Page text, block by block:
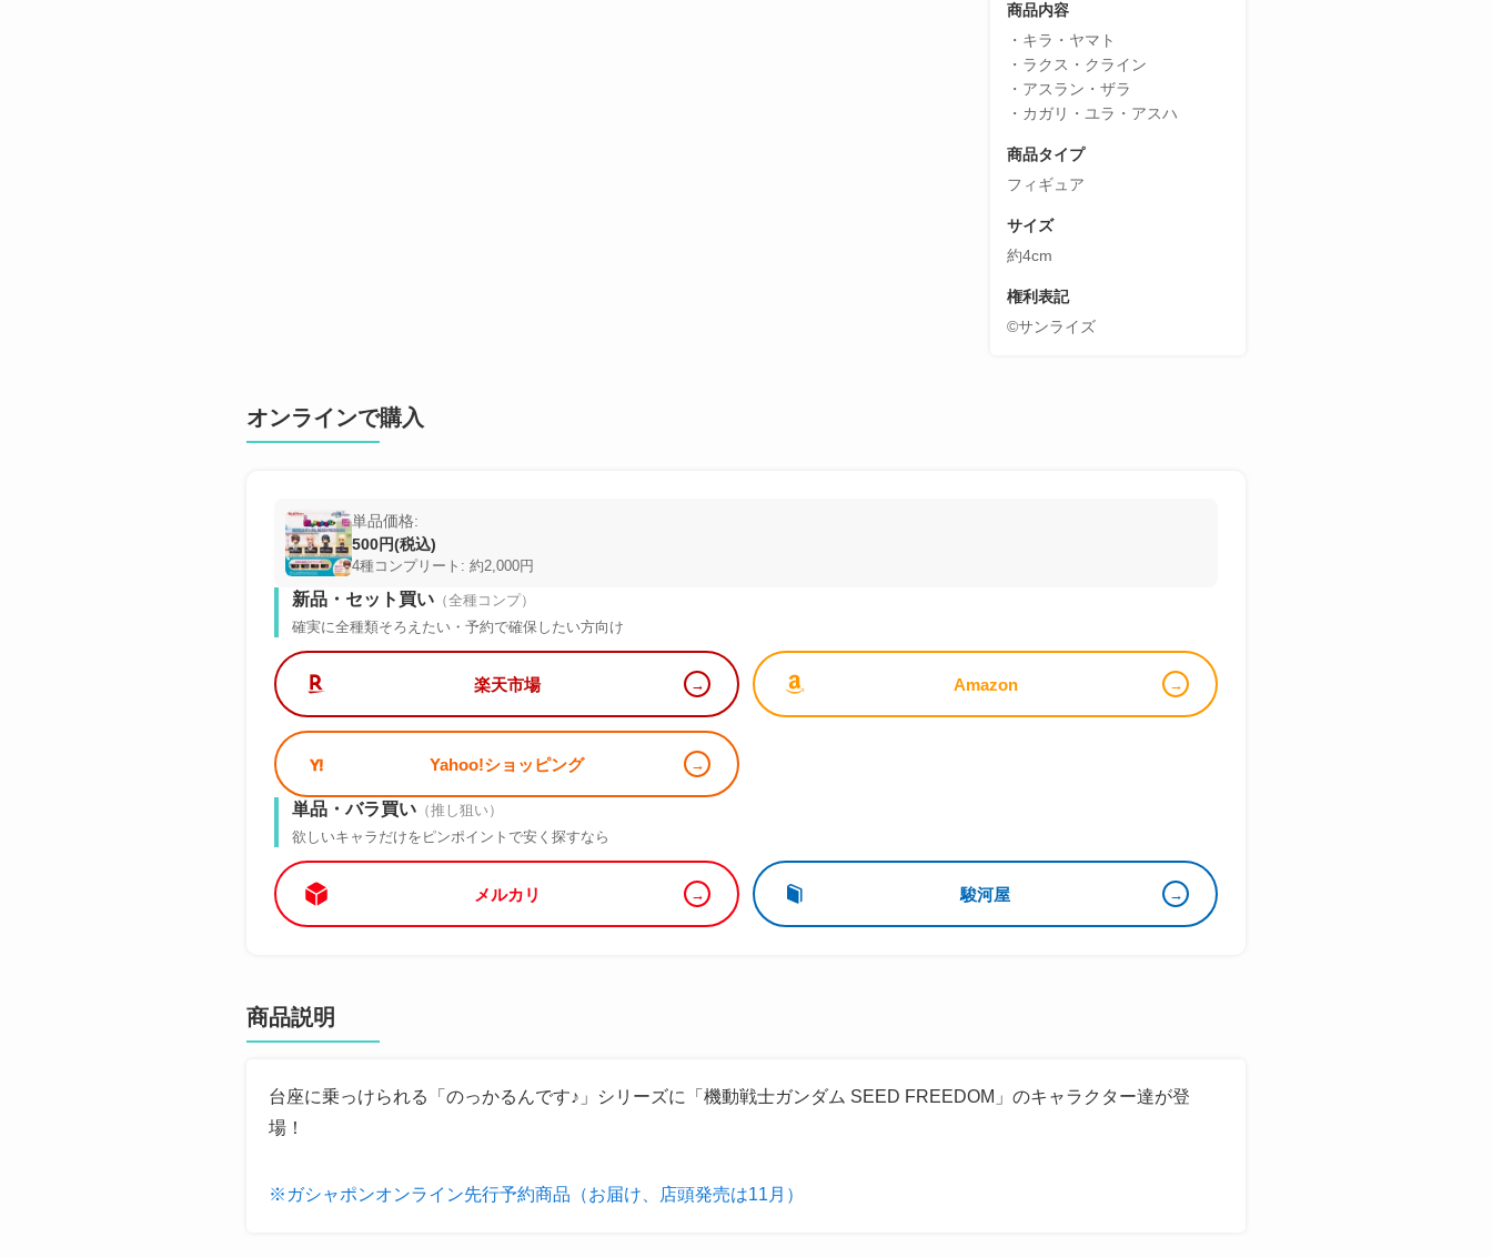
商品内容
・キラ・ヤマト
・ラクス・クライン
・アスラン・ザラ
・カガリ・ユラ・アスハ
商品タイプ
フィギュア
サイズ
約4cm
権利表記
©サンライズ
オンラインで購入
単品価格:
500円(税込)
4種コンプリート: 約2,000円
新品・セット買い （全種コンプ）
確実に全種類そろえたい・予約で確保したい方向け
楽天市場 Amazon
Yahoo!ショッピング
単品・バラ買い （推し狙い）
欲しいキャラだけをピンポイントで安く探すなら
メルカリ 駿河屋
商品説明
台座に乗っけられる「のっかるんです♪」シリーズに「機動戦士ガンダム SEED FREEDOM」のキャラクター達が登
場！
※ガシャポンオンライン先行予約商品（お届け、店頭発売は11月）